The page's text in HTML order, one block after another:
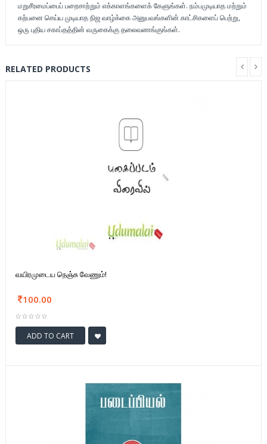
மறுசீரமைப்பைப் பறைசாற்றும் எக்காளங்களைக் கேளுங்கள். நம்பமுடியாத மற்றும்
கற்பனை செய்ய முடியாத நிஜ வாழ்க்கை அனுபவங்களின் காட்சிகளைப் பெற்று,
ஒரு புதிய சகாப்தத்தின் வருகைக்கு தலைவணங்குங்கள்.
RELATED PRODUCTS
வயிரமுடைய நெஞ்சு வேணும்!
100.00
ADD TO CART